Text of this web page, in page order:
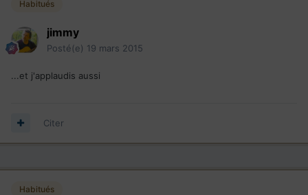
Habitués
jimmy
Posté(e) 19 mars 2015
...et j'applaudis aussi
Citer
Habitués